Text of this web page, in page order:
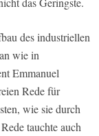
des industriellen
wie in
Emmanuel
Rede für
wie sie durch
tauchte auch